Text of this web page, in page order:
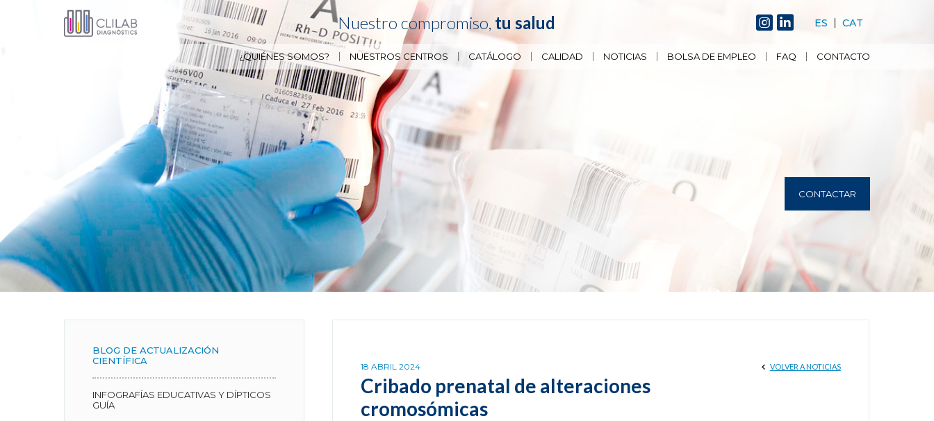
Nuestro compromiso, tu salud ES CAT
¿QUIÉNES SOMOS? NUESTROS CENTROS CATÁLOGO CALIDAD NOTICIAS BOLSA DE EMPLEO FAQ CONTACTO
CONTACTAR
18 ABRIL 2024
Cribado prenatal de alteraciones
cromosómicas
VOLVER A NOTICIAS
BLOG DE ACTUALIZACIÓN
CIENTÍFICA
INFOGRAFÍAS EDUCATIVAS Y DÍPTICOS
GUÍA